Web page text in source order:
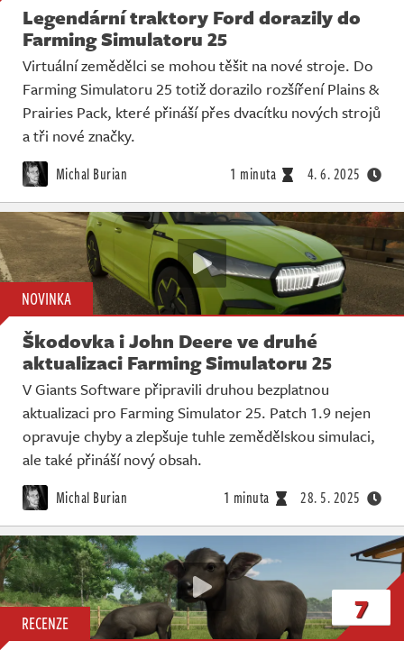
Legendární traktory Ford dorazily do
Farming Simulatoru 25
Virtuální zemědělci se mohou těšit na nové stroje. Do
Farming Simulatoru 25 totiž dorazilo rozšíření Plains &
Prairies Pack, které přináší přes dvacítku nových strojů
a tři nové značky.
Michal Burian 1 minuta 4. 6. 2025
NOVINKA
Škodovka i John Deere ve druhé
aktualizaci Farming Simulatoru 25
V Giants Software připravili druhou bezplatnou
aktualizaci pro Farming Simulator 25. Patch 1.9 nejen
opravuje chyby a zlepšuje tuhle zemědělskou simulaci,
ale také přináší nový obsah.
Michal Burian 1 minuta 28. 5. 2025
RECENZE 7